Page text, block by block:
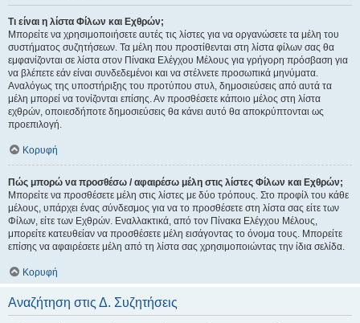
Τι είναι η λίστα Φίλων και Εχθρών;
Μπορείτε να χρησιμοποιήσετε αυτές τις λίστες για να οργανώσετε τα μέλη του
συστήματος συζητήσεων. Τα μέλη που προστίθενται στη λίστα φίλων σας θα
εμφανίζονται σε λίστα στον Πίνακα Ελέγχου Μέλους για γρήγορη πρόσβαση για
να βλέπετε εάν είναι συνδεδεμένοι και να στέλνετε προσωπικά μηνύματα.
Αναλόγως της υποστήριξης του προτύπου στυλ, δημοσιεύσεις από αυτά τα
μέλη μπορεί να τονίζονται επίσης. Αν προσθέσετε κάποιο μέλος στη λίστα
εχθρών, οποιεσδήποτε δημοσιεύσεις θα κάνει αυτό θα αποκρύπτονται ως
προεπιλογή.
Κορυφή
Πώς μπορώ να προσθέσω / αφαιρέσω μέλη στις λίστες Φίλων και Εχθρών;
Μπορείτε να προσθέσετε μέλη στις λίστες με δύο τρόπους. Στο προφίλ του κάθε
μέλους, υπάρχει ένας σύνδεσμος για να το προσθέσετε στη λίστα σας είτε των
Φίλων, είτε των Εχθρών. Εναλλακτικά, από τον Πίνακα Ελέγχου Μέλους,
μπορείτε κατευθείαν να προσθέσετε μέλη εισάγοντας το όνομα τους. Μπορείτε
επίσης να αφαιρέσετε μέλη από τη λίστα σας χρησιμοποιώντας την ίδια σελίδα.
Κορυφή
Αναζήτηση στις Δ. Συζητήσεις